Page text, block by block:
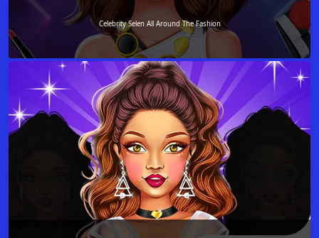
Celebrity Selen All Around The Fashion